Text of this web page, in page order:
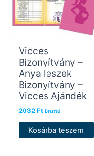
Vicces
Bizonyítvány –
Anya leszek
Bizonyítvány –
Vicces Ajándék
2032Ft Bruttó
Kosárba teszem